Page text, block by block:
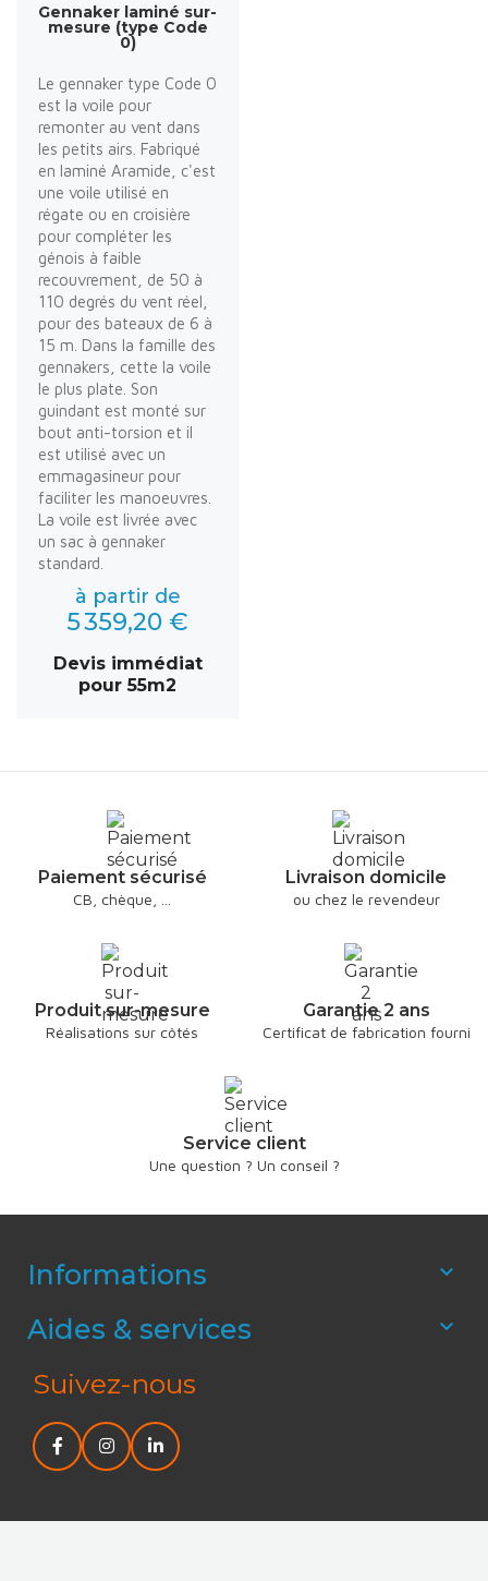
Gennaker laminé sur-
mesure (type Code
0)
Le gennaker type Code 0
est la voile pour
remonter au vent dans
les petits airs. Fabriqué
en laminé Aramide, c'est
une voile utilisé en
régate ou en croisière
pour compléter les
génois à faible
recouvrement, de 50 à
110 degrés du vent réel,
pour des bateaux de 6 à
15 m. Dans la famille des
gennakers, cette la voile
le plus plate. Son
guindant est monté sur
bout anti-torsion et il
est utilisé avec un
emmagasineur pour
faciliter les manoeuvres.
La voile est livrée avec
un sac à gennaker
standard.
à partir de
5 359,20 €
Devis immédiat
pour 55m2
Paiement sécurisé
CB, chèque, ...
Livraison domicile
ou chez le revendeur
Produit sur-mesure
Réalisations sur côtés
Garantie 2 ans
Certificat de fabrication fourni
Service client
Une question ? Un conseil ?
Informations 
Aides & services 
Suivez-nous